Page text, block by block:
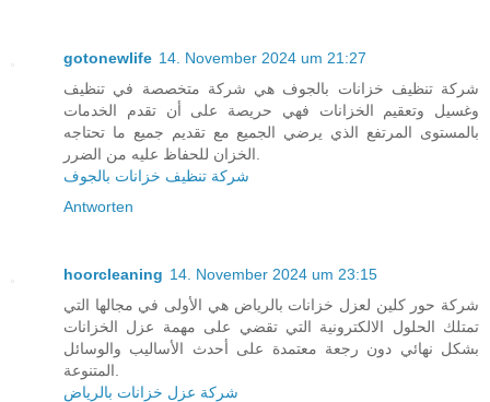
gotonewlife 14. November 2024 um 21:27
شركة تنظيف خزانات بالجوف هي شركة متخصصة في تنظيف
وغسيل وتعقيم الخزانات فهي حريصة على أن تقدم الخدمات
بالمستوى المرتفع الذي يرضي الجميع مع تقديم جميع ما تحتاجه
شركة تنظيف خزانات بالجوف
Antworten
hoorcleaning 14. November 2024 um 23:15
شركة حور كلين لعزل خزانات بالرياض هي الأولى في مجالها التي
تمتلك الحلول الالكترونية التي تقضي على مهمة عزل الخزانات
بشكل نهائي دون رجعة معتمدة على أحدث الأساليب والوسائل
شركة عزل خزانات بالرياض